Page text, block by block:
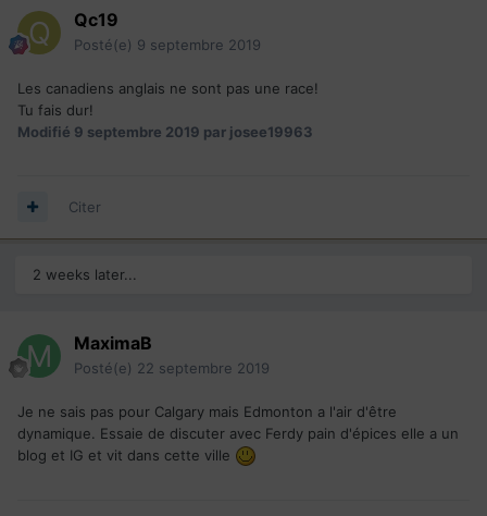
Qc19
Posté(e) 9 septembre 2019
Les canadiens anglais ne sont pas une race!
Tu fais dur!
Modifié 9 septembre 2019 par josee19963
Citer
2 weeks later...
MaximaB
Posté(e) 22 septembre 2019
Je ne sais pas pour Calgary mais Edmonton a l'air d'être
dynamique. Essaie de discuter avec Ferdy pain d'épices elle a un
blog et IG et vit dans cette ville